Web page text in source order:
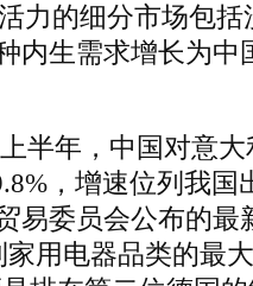
力的细分市场包
内生需求增长为中
半年，中国对意
，增速位列我国
易委员会公布的最
用电器品类的最